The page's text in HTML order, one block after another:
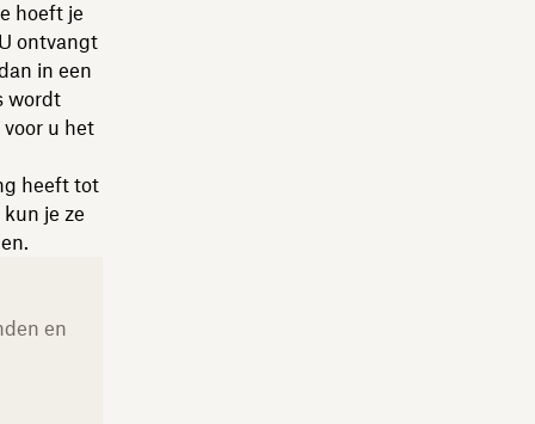
hoeft je
ontvangt
in een
wordt
u het
heeft tot
je ze
en